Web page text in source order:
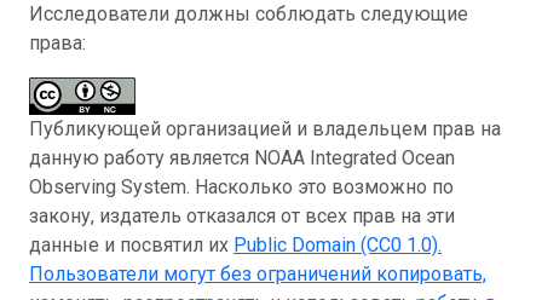
Исследователи должны соблюдать следующие
права:
Публикующей организацией и владельцем прав на
данную работу является NOAA Integrated Ocean
Observing System. Насколько это возможно по
закону, издатель отказался от всех прав на эти
данные и посвятил их Public Domain (CC0 1.0).
Пользователи могут без ограничений копировать,